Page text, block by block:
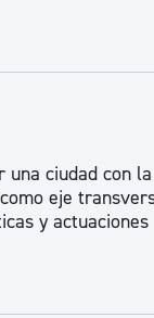
una ciudad con la
eje
y actuaciones